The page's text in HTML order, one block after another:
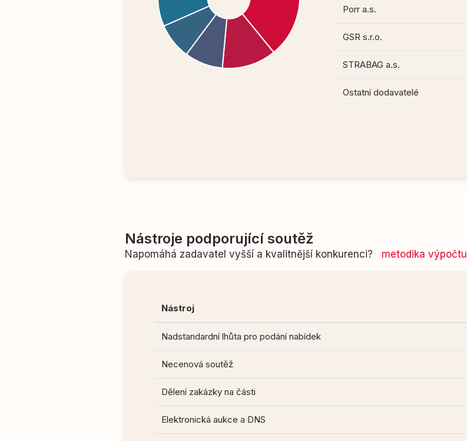
Porr a.s.
GSR s.r.o.
STRABAG a.s.
Ostatní dodavatelé
Nástroje podporující soutěž
Napomáhá zadavatel vyšší a kvalitnější konkurenci? metodika výpočtu
Nástroj
Nadstandardní lhůta pro podání nabídek
Necenová soutěž
Dělení zakázky na části
Elektronická aukce a DNS